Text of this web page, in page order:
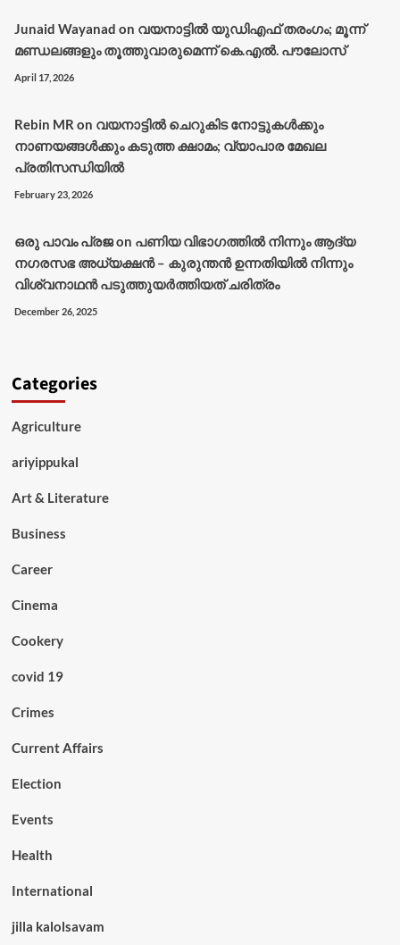
Junaid Wayanad on വയനാട്ടില്‍ യുഡിഎഫ് തരംഗം; മൂന്ന്
മണ്ഡലങ്ങളും തൂത്തുവാരുമെന്ന് കെ.എല്‍. പൗലോസ്
April 17, 2026
Rebin MR on വയനാട്ടിൽ ചെറുകിട നോട്ടുകൾക്കും
നാണയങ്ങൾക്കും കടുത്ത ക്ഷാമം; വ്യാപാര മേഖല
പ്രതിസന്ധിയിൽ
February 23, 2026
ഒരു പാവം പ്രജon പണിയ വിഭാഗത്തിൽ നിന്നും ആദ്യ
നഗരസഭ അധ്യക്ഷൻ – കുരുന്തൻ ഉന്നതിയിൽ നിന്നും
വിശ്വനാഥൻ പടുത്തുയർത്തിയത് ചരിത്രം
December 26, 2025
Categories
Agriculture
ariyippukal
Art & Literature
Business
Career
Cinema
Cookery
covid 19
Crimes
Current Affairs
Election
Events
Health
International
jilla kalolsavam